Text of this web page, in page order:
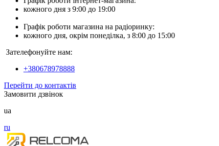
кожного дня з 9:00 до 19:00
Графік роботи магазина на радіоринку:
кожного дня, окрім понеділка, з 8:00 до 15:00
Зателефонуйте нам:
+380678978888
Перейти до контактів
Замовити дзвінок
ua
ru